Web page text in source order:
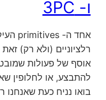
ו- 3PC
רלציוניים (ולא רק)
אוסף של פעולות
להתבצע, או לחלופין
בואו נניח כעת שאנחנו